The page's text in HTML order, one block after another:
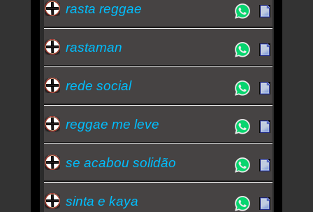
rasta reggae
rastaman
rede social
reggae me leve
se acabou solidão
sinta e kaya